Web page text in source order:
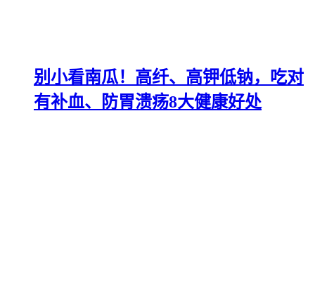
别小看南瓜！高纤、高钾低钠，吃对
有补血、防胃溃疡8大健康好处